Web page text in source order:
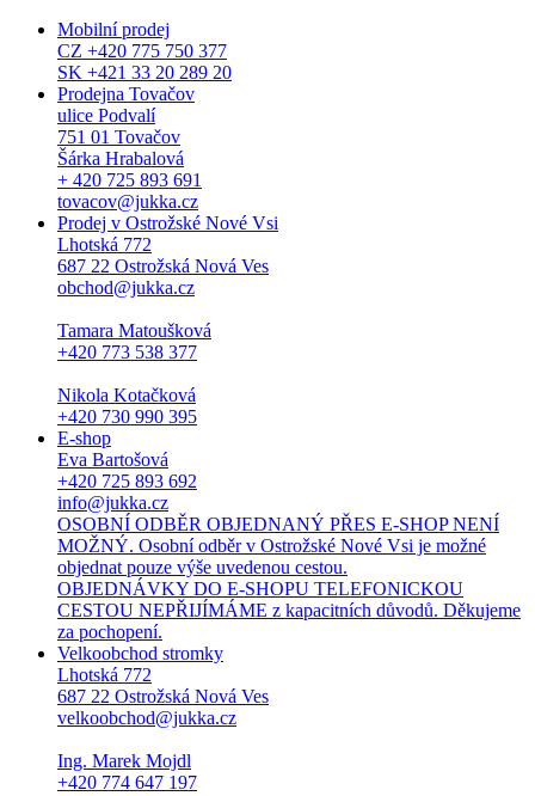
Mobilní prodej
CZ +420 775 750 377
SK +421 33 20 289 20
Prodejna Tovačov
ulice Podvalí
751 01 Tovačov
Šárka Hrabalová
+ 420 725 893 691
tovacov@jukka.cz
Prodej v Ostrožské Nové Vsi
Lhotská 772
687 22 Ostrožská Nová Ves
obchod@jukka.cz
Tamara Matoušková
+420 773 538 377
Nikola Kotačková
+420 730 990 395
E-shop
Eva Bartošová
+420 725 893 692
info@jukka.cz
OSOBNÍ ODBĚR OBJEDNANÝ PŘES E-SHOP NENÍ
MOŽNÝ. Osobní odběr v Ostrožské Nové Vsi je možné
objednat pouze výše uvedenou cestou.
OBJEDNÁVKY DO E-SHOPU TELEFONICKOU
CESTOU NEPŘIJÍMÁME z kapacitních důvodů. Děkujeme
za pochopení.
Velkoobchod stromky
Lhotská 772
687 22 Ostrožská Nová Ves
velkoobchod@jukka.cz
Ing. Marek Mojdl
+420 774 647 197